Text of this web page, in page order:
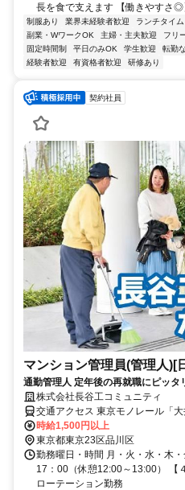
長を食で支えます 【働きやすさ
制服あり 業界未経験者歓迎 ランチタイム
副業・WワークOK
主婦・主夫歓迎 フリ
固定時間制
平日のみOK 学生歓迎 転勤な
経験者歓迎
有資格者歓迎 研修あり
契約社員
マンション管理員(管理人)[
通勤管理人 定年後の再就職にピッタ
代、60代、シニア世代活躍中！
株式会社長谷工コミュニティ
交通アクセス 東京モノレール「
時給1,500円以上
東京都東京23区品川区
勤務曜日・時間 月・火・水・木
17：00（休憩12:00～13:00） 【
ローテーション勤務